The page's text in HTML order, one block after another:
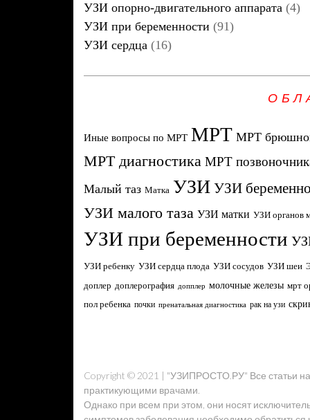
УЗИ опорно-двигательного аппарата (4)
УЗИ при беременности (91)
УЗИ сердца (16)
Иные вопросы по МРТ МРТ МРТ
МРТ диагностика МРТ
Малый таз Матка УЗИ УЗИ
УЗИ малого таза УЗИ матки УЗИ органов
УЗИ при беременности
УЗИ ребенку УЗИ сердца плода УЗИ сосудов УЗИ шеи
доплер доплерография допплер молочные железы мрт
пол ребенка почки пренатальная диагностика рак на узи
Copyright © 2021 | "УЗИПРОСТО.РУ" Все статьи
практикующими врачами.
Однако при всем при этом, они носят